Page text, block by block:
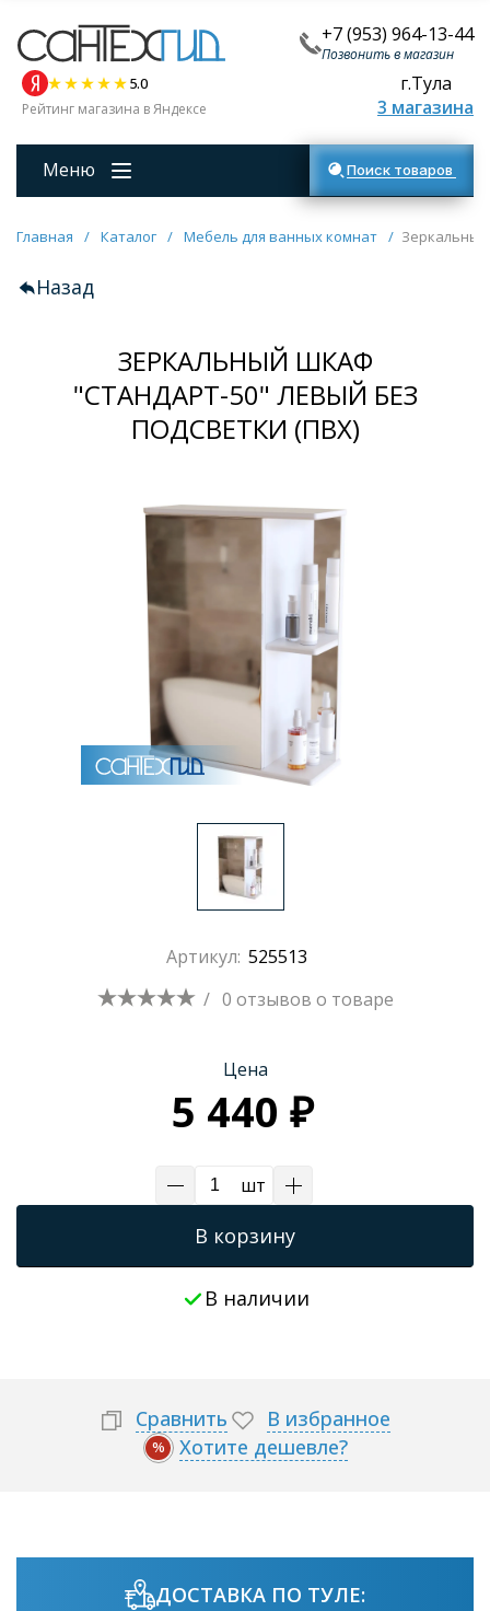
+7 (953) 964-13-44
Позвонить в магазин
5.0
Рейтинг магазина в Яндексе
г.Тула
3 магазина
Меню Поиск товаров
Главная / Каталог / Мебель для ванных комнат /
Назад
ЗЕРКАЛЬНЫЙ ШКАФ
"СТАНДАРТ-50" ЛЕВЫЙ БЕЗ
ПОДСВЕТКИ (ПВХ)
Артикул: 525513
/ 0 отзывов о товаре
Цена
5 440 ₽
шт
В корзину
В наличии
Сравнить В избранное
% Хотите дешевле?
ДОСТАВКА ПО ТУЛЕ: